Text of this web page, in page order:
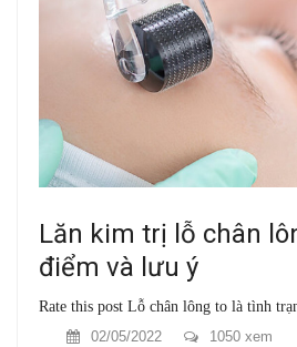
Lăn kim trị lỗ chân
điểm và lưu ý
Rate this post Lỗ chân lông to là tình
02/05/2022
1050 xem